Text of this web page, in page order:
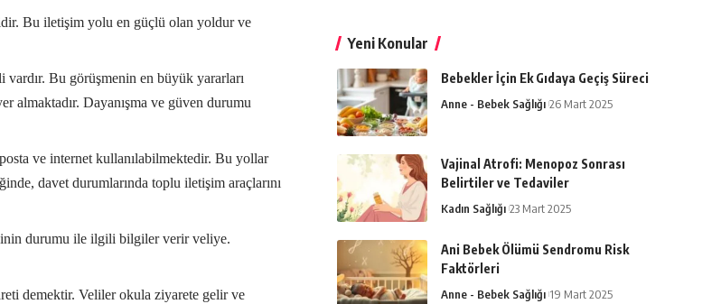
Bu iletişim yolu en güçlü olan yoldur ve
Bu görüşmenin en büyük yararları
almaktadır. Dayanışma ve güven durumu
ve internet kullanılabilmektedir. Bu yollar
davet durumlarında toplu iletişim araçlarını
durumu ile ilgili bilgiler verir veliye.
demektir. Veliler okula ziyarete gelir ve
Yeni Konular
Bebekler İçin Ek Gıdaya Geçiş Süreci
Anne - Bebek Sağlığı 26 Mart 2025
Vajinal Atrofi: Menopoz Sonrası
Belirtiler ve Tedaviler
Kadın Sağlığı 23 Mart 2025
Ani Bebek Ölümü Sendromu Risk
Faktörleri
Anne - Bebek Sağlığı 19 Mart 2025